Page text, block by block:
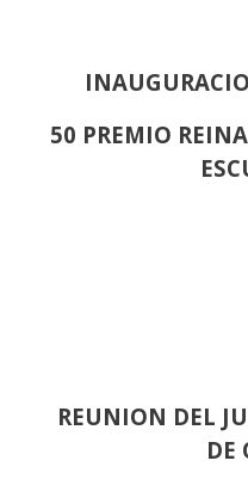
50 PREMIO
REUNION DEL
DE